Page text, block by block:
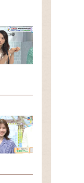
アナ
お
献立 何
ズン２
正義の